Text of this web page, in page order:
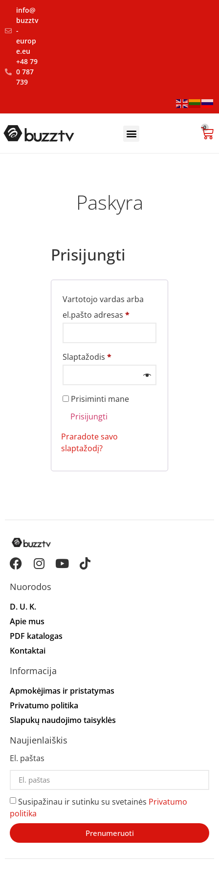
info@
buzztv
-
europ
e.eu
‪+48 79
0 787
739‬
0
Paskyra
Prisijungti
Vartotojo vardas arba
el.pašto adresas *
Slaptažodis *
Prisiminti mane
Prisijungti
Praradote savo
slaptažodį?
Nuorodos
D. U. K.
Apie mus
PDF katalogas
Kontaktai
Informacija
Apmokėjimas ir pristatymas
Privatumo politika
Slapukų naudojimo taisyklės
Naujienlaiškis
El. paštas
Susipažinau ir sutinku su svetainės Privatumo
politika
Prenumeruoti